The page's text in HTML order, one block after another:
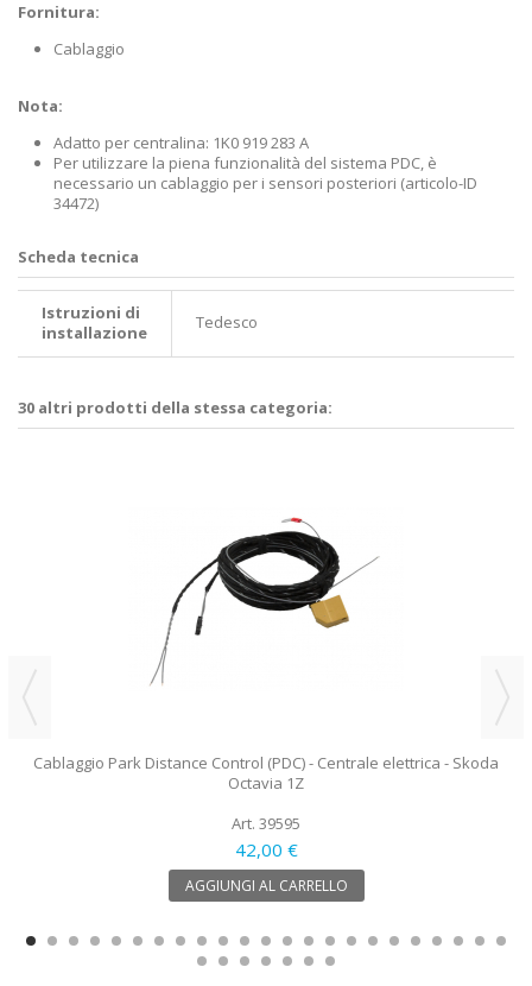
Fornitura:
Cablaggio
Nota:
Adatto per centralina: 1K0 919 283 A
Per utilizzare la piena funzionalità del sistema PDC, è
necessario un cablaggio per i sensori posteriori (articolo-ID
34472)
Scheda tecnica
Istruzioni di
installazione
Tedesco
30 altri prodotti della stessa categoria:
Cablaggio Park Distance Control (PDC) - Centrale elettrica - Skoda
Octavia 1Z
Art. 39595
42,00 €
AGGIUNGI AL CARRELLO